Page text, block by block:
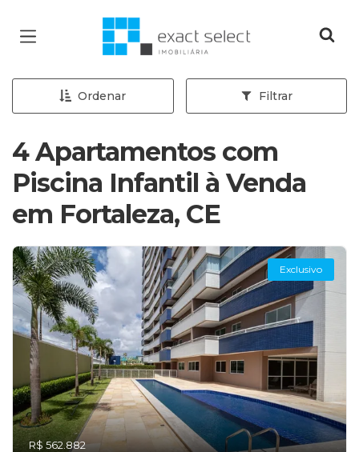
Página inicial
Ordenar Filtrar
4 Apartamentos com
Piscina Infantil à Venda
em Fortaleza, CE
Exclusivo
R$ 562.882